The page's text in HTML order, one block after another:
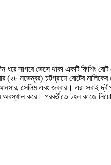
ধরে সাগরে ভেসে থাকা একটি
(২৮ নভেম্বর) চট্টগ্রামে বোটের
সেলিম এবং জব্বার। এরা সবাই
করে। পরবর্তীতে টহল কাজে